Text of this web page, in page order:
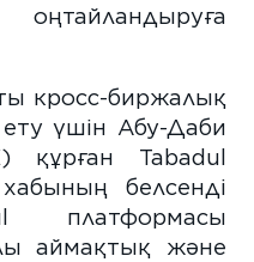
кросс-биржалық
үшін Абу-Даби
құрған Tabadul
белсенді
платформасы
аймақтық және